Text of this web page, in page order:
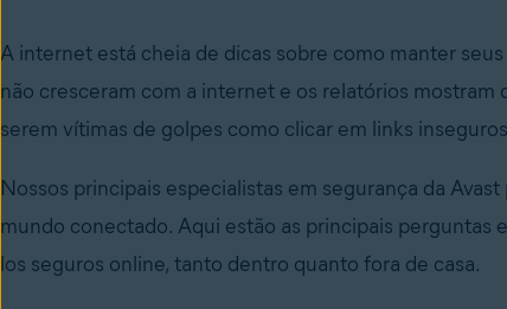
A internet está cheia de dicas sobre como manter
não cresceram com a internet e os relatórios
serem vítimas de golpes como clicar em links
Nossos principais especialistas em segurança da
mundo conectado. Aqui estão as principais perguntas
los seguros online, tanto dentro quanto fora de casa.